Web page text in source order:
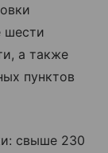
шести
а также
пунктов
свыше 230